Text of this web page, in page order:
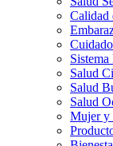
Calidad
Salud
Salud
Salud
Mujer y